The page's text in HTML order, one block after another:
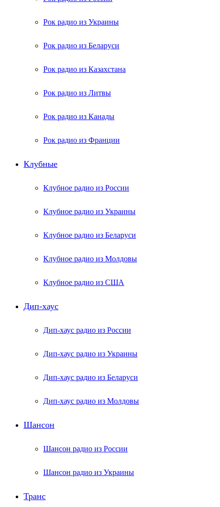
Рок радио из Украины
Рок радио из Беларуси
Рок радио из Казахстана
Рок радио из Литвы
Рок радио из Канады
Рок радио из Франции
Клубные
Клубное радио из России
Клубное радио из Украины
Клубное радио из Беларуси
Клубное радио из Молдовы
Клубное радио из США
Дип-хаус
Дип-хаус радио из России
Дип-хаус радио из Украины
Дип-хаус радио из Беларуси
Дип-хаус радио из Молдовы
Шансон
Шансон радио из России
Шансон радио из Украины
Транс